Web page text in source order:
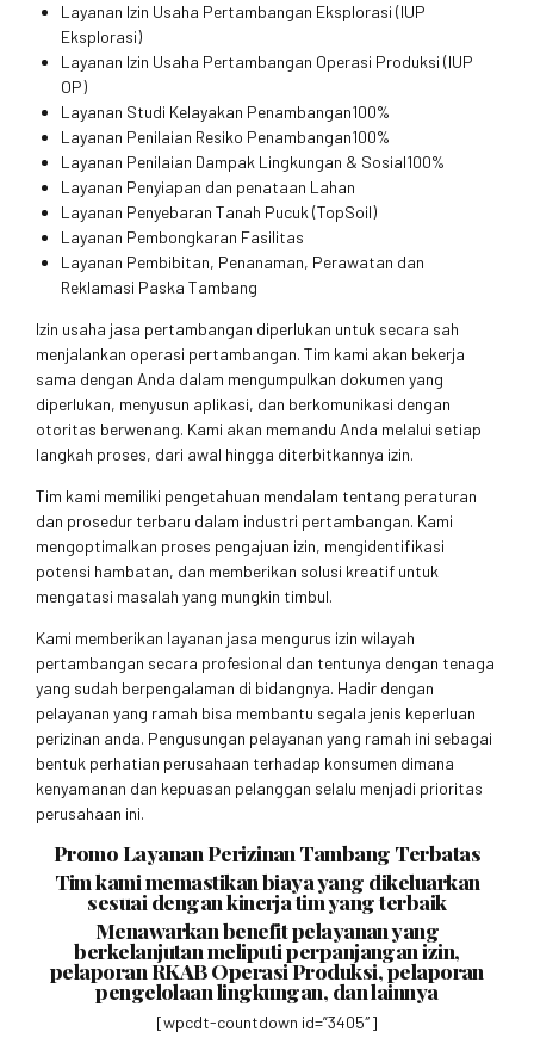
Layanan Izin Usaha Pertambangan Eksplorasi (IUP
Eksplorasi)
Layanan Izin Usaha Pertambangan Operasi Produksi (IUP
OP)
Layanan Studi Kelayakan Penambangan100%
Layanan Penilaian Resiko Penambangan100%
Layanan Penilaian Dampak Lingkungan & Sosial100%
Layanan Penyiapan dan penataan Lahan
Layanan Penyebaran Tanah Pucuk (TopSoil)
Layanan Pembongkaran Fasilitas
Layanan Pembibitan, Penanaman, Perawatan dan
Reklamasi Paska Tambang
Izin usaha jasa pertambangan diperlukan untuk secara sah
menjalankan operasi pertambangan. Tim kami akan bekerja
sama dengan Anda dalam mengumpulkan dokumen yang
diperlukan, menyusun aplikasi, dan berkomunikasi dengan
otoritas berwenang. Kami akan memandu Anda melalui setiap
langkah proses, dari awal hingga diterbitkannya izin.
Tim kami memiliki pengetahuan mendalam tentang peraturan
dan prosedur terbaru dalam industri pertambangan. Kami
mengoptimalkan proses pengajuan izin, mengidentifikasi
potensi hambatan, dan memberikan solusi kreatif untuk
mengatasi masalah yang mungkin timbul.
Kami memberikan layanan jasa mengurus izin wilayah
pertambangan secara profesional dan tentunya dengan tenaga
yang sudah berpengalaman di bidangnya. Hadir dengan
pelayanan yang ramah bisa membantu segala jenis keperluan
perizinan anda. Pengusungan pelayanan yang ramah ini sebagai
bentuk perhatian perusahaan terhadap konsumen dimana
kenyamanan dan kepuasan pelanggan selalu menjadi prioritas
perusahaan ini.
Promo Layanan Perizinan Tambang Terbatas
Tim kami memastikan biaya yang dikeluarkan
sesuai dengan kinerja tim yang terbaik
Menawarkan benefit pelayanan yang
berkelanjutan meliputi perpanjangan izin,
pelaporan RKAB Operasi Produksi, pelaporan
pengelolaan lingkungan, dan lainnya
[wpcdt-countdown id=”3405″]